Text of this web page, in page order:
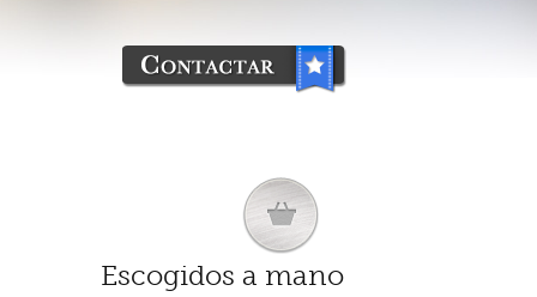
Escogidos a mano